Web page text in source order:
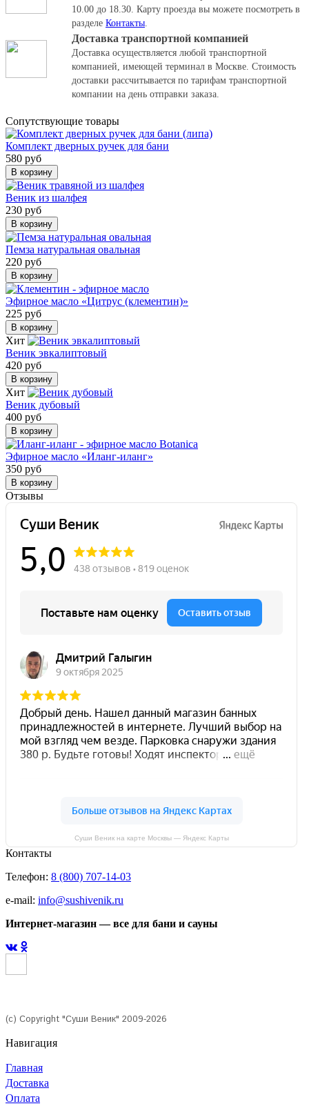
10.00 до 18.30. Карту проезда вы можете посмотреть в
разделе Контакты
Доставка транспортной компанией
Доставка осуществляется любой транспортной
компанией, имеющей терминал в Москве. Стоимость
доставки рассчитывается по тарифам транспортной
компании на день отправки заказа.
Cопутствующие товары
Комплект дверных ручек для бани
580 руб
В корзину
Веник из шалфея
230 руб
В корзину
Пемза натуральная овальная
220 руб
В корзину
Эфирное масло «Цитрус (клементин)»
225 руб
В корзину
Хит
Веник эвкалиптовый
420 руб
В корзину
Хит
Веник дубовый
400 руб
В корзину
Эфирное масло «Иланг-иланг»
350 руб
В корзину
Отзывы
Суши Веник на карте Москвы — Яндекс Карты
Контакты
Телефон: 8 (800) 707-14-03
e-mail: info@sushivenik.ru
Интернет-магазин — все для бани и сауны
(с) Copyright "Суши Веник" 2009-2026
Навигация
Главная
Доставка
Оплата